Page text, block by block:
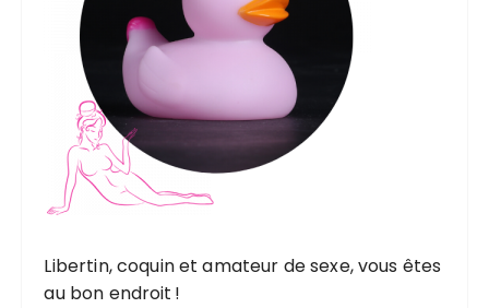
Libertin, coquin et amateur de sexe, vous êtes
au bon endroit !